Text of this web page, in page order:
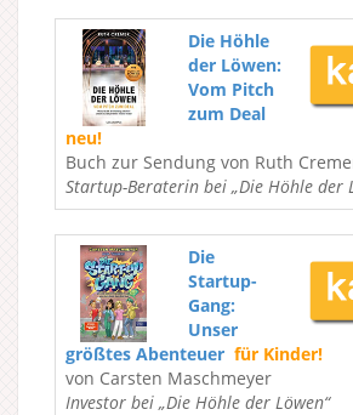
Die Höhle
der Löwen:
Vom Pitch
zum Deal
neu!
Buch zur Sendung von Ruth
Startup-Beraterin bei „Die Höhle der
Die
Startup-
Gang:
Unser
größtes Abenteuer für Kinder!
von Carsten Maschmeyer
Investor bei „Die Höhle der Löwen“